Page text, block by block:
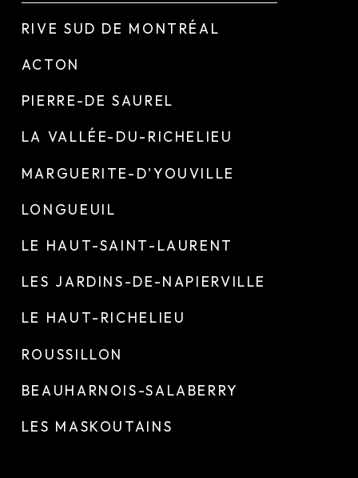
RIVE SUD DE MONTRÉAL
ACTON
PIERRE-DE SAUREL
LA VALLÉE-DU-RICHELIEU
MARGUERITE-D'YOUVILLE
LONGUEUIL
LE HAUT-SAINT-LAURENT
LES JARDINS-DE-NAPIERVILLE
LE HAUT-RICHELIEU
ROUSSILLON
BEAUHARNOIS-SALABERRY
LES MASKOUTAINS